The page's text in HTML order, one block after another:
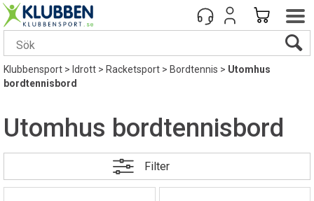
Klubbensport> Idrott>Racketsport>Bordtennis>Utomhus
bordtennisbord
Utomhus bordtennisbord
Filter